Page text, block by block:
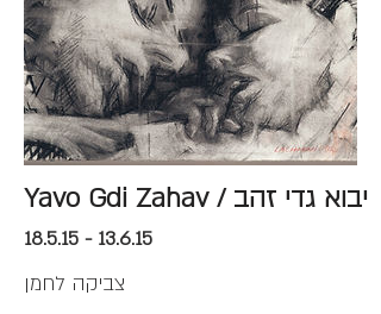
Yavo Gdi Zahav / יבוא גדי זהב
18.5.15 - 13.6.15
צביקה לחמן